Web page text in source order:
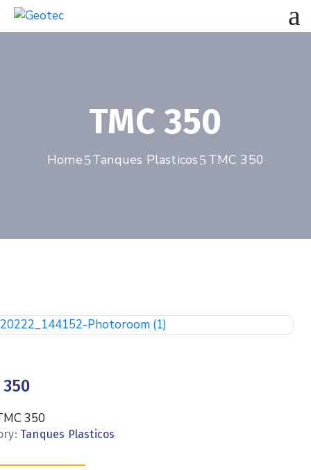
TMC 350
Home Tanques Plasticos TMC 350
350
350
Tanques Plasticos